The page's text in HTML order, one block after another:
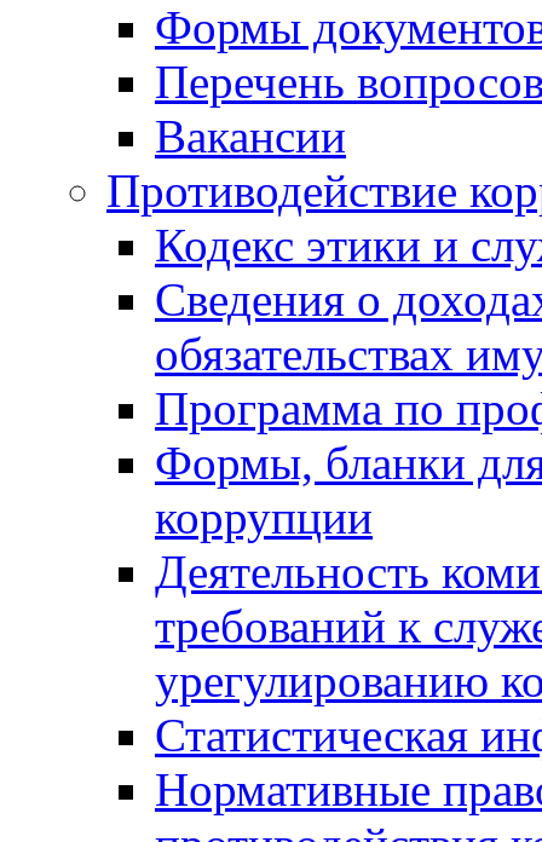
Формы
Перечень
Вакансии
Противодействие
Кодекс этики и
Сведения о
обязательствах
Программа по
Формы, бланки
коррупции
Деятельность
требований к
урегулированию
Статистическая
Нормативные